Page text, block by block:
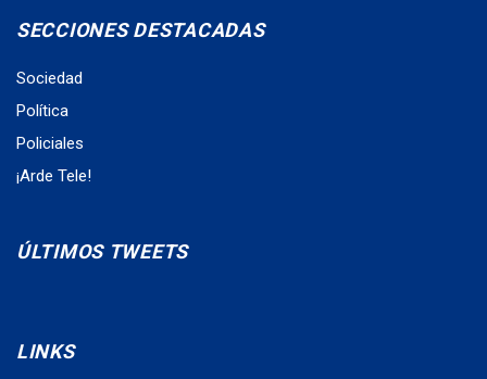
SECCIONES DESTACADAS
Sociedad
Política
Policiales
¡Arde Tele!
ÚLTIMOS TWEETS
LINKS